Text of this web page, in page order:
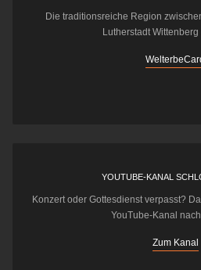
Die traditionsreiche Region
Lutherstadt
YOUTUBE-KANAL
Konzert oder Gottesdienst verpasst?
YouTube-Kanal
Zum Kanal